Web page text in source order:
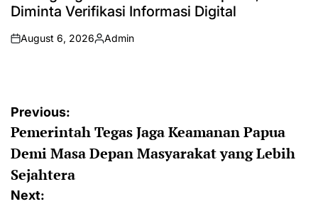
Diminta Verifikasi Informasi Digital
on
August 6, 2026
Posted
Admin
Post
navigation
Previous:
Pemerintah Tegas Jaga Keamanan Papua
Demi Masa Depan Masyarakat yang Lebih
Sejahtera
Next: